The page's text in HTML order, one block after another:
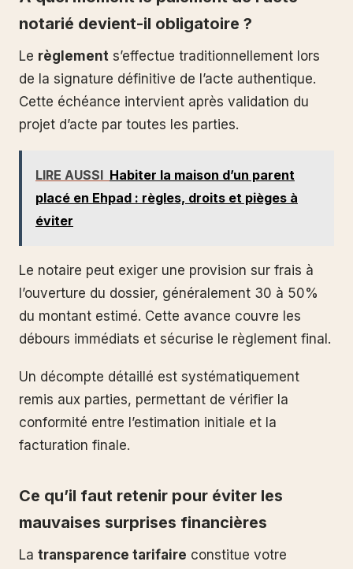
notarié devient-il obligatoire ?
Le règlement s’effectue traditionnellement lors
de la signature définitive de l’acte authentique.
Cette échéance intervient après validation du
projet d’acte par toutes les parties.
LIRE AUSSI Habiter la maison d’un parent
placé en Ehpad : règles, droits et pièges à
éviter
Le notaire peut exiger une provision sur frais à
l’ouverture du dossier, généralement 30 à 50%
du montant estimé. Cette avance couvre les
débours immédiats et sécurise le règlement final.
Un décompte détaillé est systématiquement
remis aux parties, permettant de vérifier la
conformité entre l’estimation initiale et la
facturation finale.
Ce qu’il faut retenir pour éviter les
mauvaises surprises financières
La transparence tarifaire constitue votre